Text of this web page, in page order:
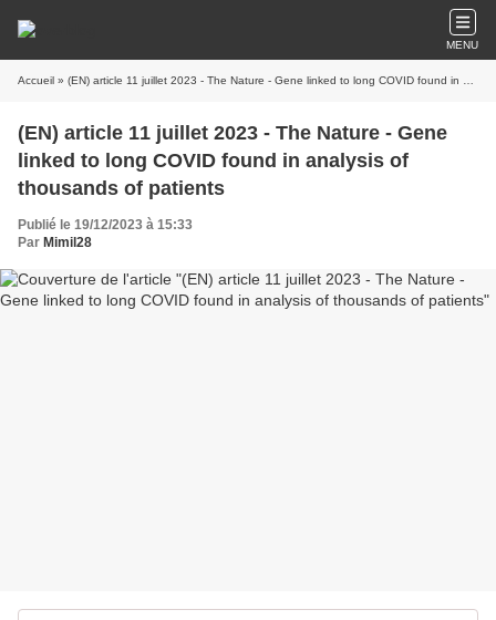
MENU
Accueil » (EN) article 11 juillet 2023 - The Nature - Gene linked to long COVID found in analysis of thousands of patients
(EN) article 11 juillet 2023 - The Nature - Gene
linked to long COVID found in analysis of
thousands of patients
Publié le 19/12/2023 à 15:33
Par Mimil28